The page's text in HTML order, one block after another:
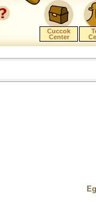
Cuccok
Center